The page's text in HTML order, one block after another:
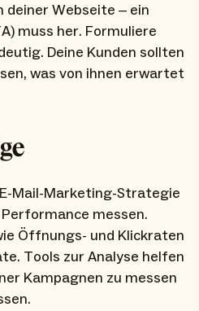
deiner Webseite – ein
muss her. Formuliere
Deine Kunden sollten
was von ihnen erwartet
Mail-Marketing-Strategie
messen.
Öffnungs- und Klickraten
Tools zur Analyse helfen
Kampagnen zu messen